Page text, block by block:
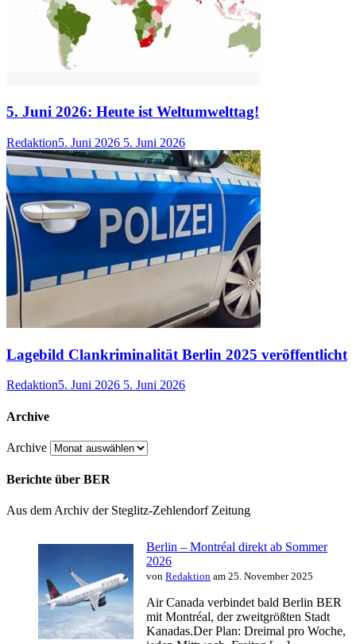
5. Juni 2026: Heute ist Weltumwelttag!
Redaktion5. Juni 2026 5. Juni 2026
Lagebild Clankriminalität Berlin 2025 veröffentlicht
Redaktion5. Juni 2026 5. Juni 2026
Archive
Archive
Berichte über BER
Aus dem Archiv der Steglitz-Zehlendorf Zeitung
Berlin – Montréal direkt ab Sommer
2026
von Redaktion am 25. November 2025
Air Canada verbindet bald Berlin BER
mit Montréal, der zweitgrößten Stadt
Kanadas.Der Plan: Dreimal pro Woche,